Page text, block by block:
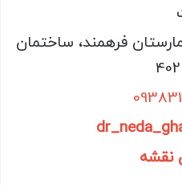
فرهمند، ساختمان
نقشه